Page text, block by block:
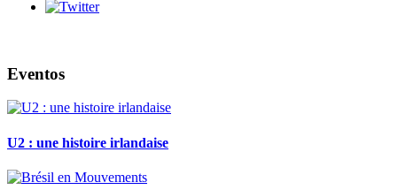
Eventos
U2 : une histoire irlandaise